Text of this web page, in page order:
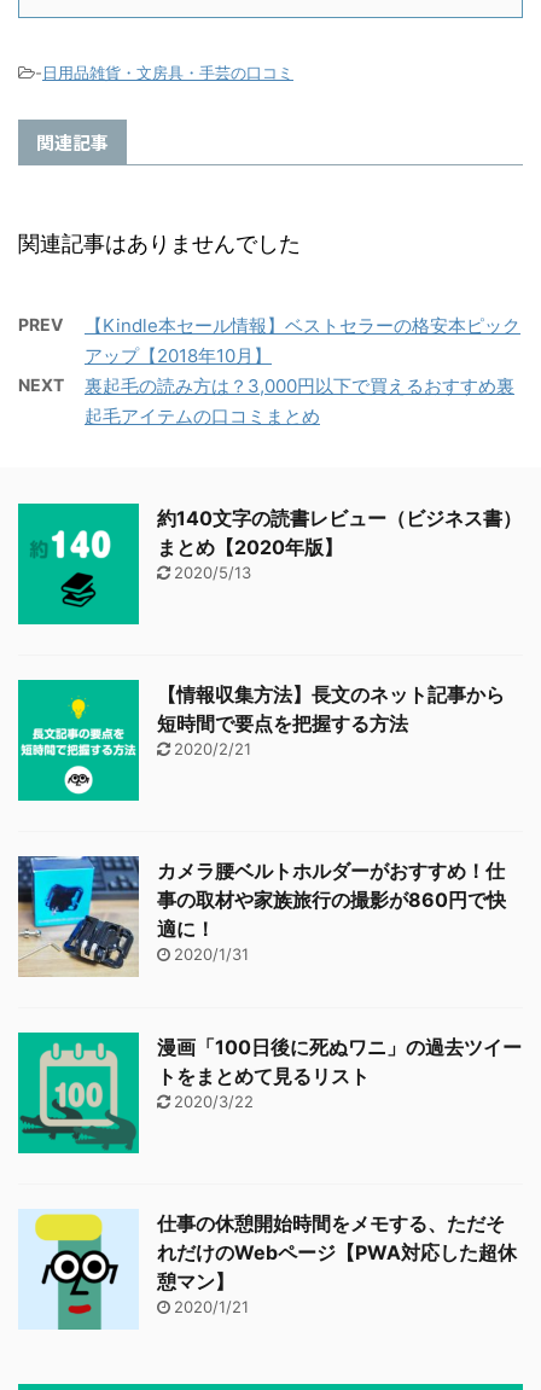
-日用品雑貨・文房具・手芸の口コミ
関連記事
関連記事はありませんでした
PREV
【Kindle本セール情報】ベストセラーの格安本ピック
アップ【2018年10月】
NEXT
裏起毛の読み方は？3,000円以下で買えるおすすめ裏
起毛アイテムの口コミまとめ
約140文字の読書レビュー（ビジネス書）
まとめ【2020年版】
2020/5/13
【情報収集方法】長文のネット記事から
短時間で要点を把握する方法
2020/2/21
カメラ腰ベルトホルダーがおすすめ！仕
事の取材や家族旅行の撮影が860円で快
適に！
2020/1/31
漫画「100日後に死ぬワニ」の過去ツイー
トをまとめて見るリスト
2020/3/22
仕事の休憩開始時間をメモする、ただそ
れだけのWebページ【PWA対応した超休
憩マン】
2020/1/21